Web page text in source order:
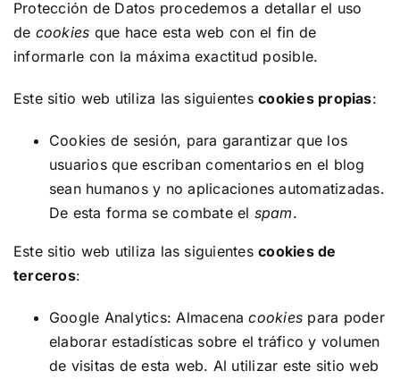
Protección de Datos procedemos a detallar el uso
de cookies que hace esta web con el fin de
informarle con la máxima exactitud posible.
Este sitio web utiliza las siguientescookies propias:
Cookies de sesión, para garantizar que los
usuarios que escriban comentarios en el blog
sean humanos y no aplicaciones automatizadas.
De esta forma se combate el spam.
Este sitio web utiliza las siguientescookies de
terceros:
Google Analytics: Almacenacookies para poder
elaborar estadísticas sobre el tráfico y volumen
de visitas de esta web. Al utilizar este sitio web